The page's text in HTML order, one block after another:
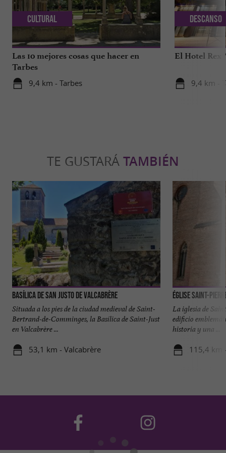
Las 10 mejores cosas que hacer en
Tarbes
9,4 km - Tarbes
Cultural
El Hotel Rex
9,4 km -
Descanso
TE GUSTARÁ TAMBIÉN
Basílica de San Justo de Valcabrère
Situada a los pies de la ciudad medieval de Saint-
Bertrand-de-Comminges, la Basílica de Saint-Just
en Valcabrère ...
53,1 km - Valcabrère
Église Saint-
La iglesia de
edificio
historia y una ...
115,4 km